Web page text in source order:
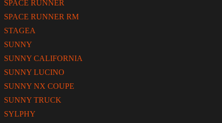
SPACE RUNNER
SPACE RUNNER RM
STAGEA
SUNNY
SUNNY CALIFORNIA
SUNNY LUCINO
SUNNY NX COUPE
SUNNY TRUCK
SYLPHY